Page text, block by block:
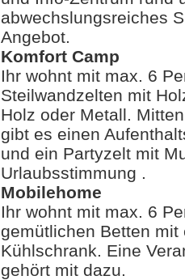
abwechslungsreiches
Angebot.
Komfort Camp
Ihr wohnt mit max. 6
Steilwandzelten mit
Holz oder Metall.
gibt es einen
und ein Partyzelt mit
Urlaubsstimmung .
Mobilehome
Ihr wohnt mit max. 6
gemütlichen Betten
Kühlschrank. Eine
gehört mit dazu.